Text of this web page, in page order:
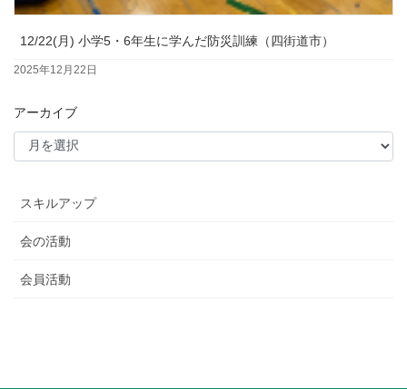
12/22(月) 小学5・6年生に学んだ防災訓練（四街道市）
2025年12月22日
アーカイブ
スキルアップ
会の活動
会員活動